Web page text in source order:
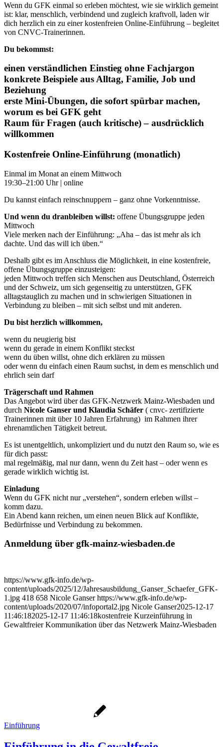
Wenn du GFK einmal so erleben möchtest, wie sie wirklich gemeint
ist: klar, menschlich, verbindend und zugleich kraftvoll, laden wir
dich herzlich ein zu einer kostenfreien Online-Einführung – begleitet
von CNVC-Trainerinnen.
Du bekommst:
einen verständlichen Einstieg ohne Fachjargon
konkrete Beispiele aus Alltag, Familie, Job und
Beziehung
erste Mini-Übungen, die sofort spürbar machen,
worum es bei GFK geht
Raum für Fragen (auch kritische) – ausdrücklich
willkommen
Kostenfreie Online-Einführung (monatlich)
Einmal im Monat an einem Mittwoch
19:30–21:00 Uhr | online
Du kannst einfach reinschnuppern – ganz ohne Vorkenntnisse.
Und wenn du dranbleiben willst: offene Übungsgruppe jeden
Mittwoch
Viele merken nach der Einführung: „Aha – das ist mehr als ich
dachte. Und das will ich üben.“
Deshalb gibt es im Anschluss die Möglichkeit, in eine kostenfreie,
offene Übungsgruppe einzusteigen:
jeden Mittwoch treffen sich Menschen aus Deutschland, Österreich
und der Schweiz, um sich gegenseitig zu unterstützen, GFK
alltagstauglich zu machen und in schwierigen Situationen in
Verbindung zu bleiben – mit sich selbst und mit anderen.
Du bist herzlich willkommen,
wenn du neugierig bist
wenn du gerade in einem Konflikt steckst
wenn du üben willst, ohne dich erklären zu müssen
oder wenn du einfach einen Raum suchst, in dem es menschlich und
ehrlich sein darf
Trägerschaft und Rahmen
Das Angebot wird über das GFK-Netzwerk Mainz-Wiesbaden und
durch Nicole Ganser und Klaudia Schäfer ( cnvc- zertifizierte
Trainerinnen mit über 10 Jahren Erfahrung) im Rahmen ihrer
ehrenamtlichen Tätigkeit betreut.
Es ist unentgeltlich, unkompliziert und du nutzt den Raum so, wie es
für dich passt:
mal regelmäßig, mal nur dann, wenn du Zeit hast – oder wenn es
gerade wirklich wichtig ist.
Einladung
Wenn du GFK nicht nur „verstehen“, sondern erleben willst –
komm dazu.
Ein Abend kann reichen, um einen neuen Blick auf Konflikte,
Bedürfnisse und Verbindung zu bekommen.
Anmeldung über gfk-mainz-wiesbaden.de
https://www.gfk-info.de/wp-
content/uploads/2025/12/Jahresausbildung_Ganser_Schaefer_GFK-
1.jpg 418 658 Nicole Ganser https://www.gfk-info.de/wp-
content/uploads/2020/07/infoportal2.jpg Nicole Ganser2025-12-17
11:46:182025-12-17 11:46:18kostenfreie Kurzeinführung in
Gewaltfreier Kommunikation über das Netzwerk Mainz-Wiesbaden
Einführung